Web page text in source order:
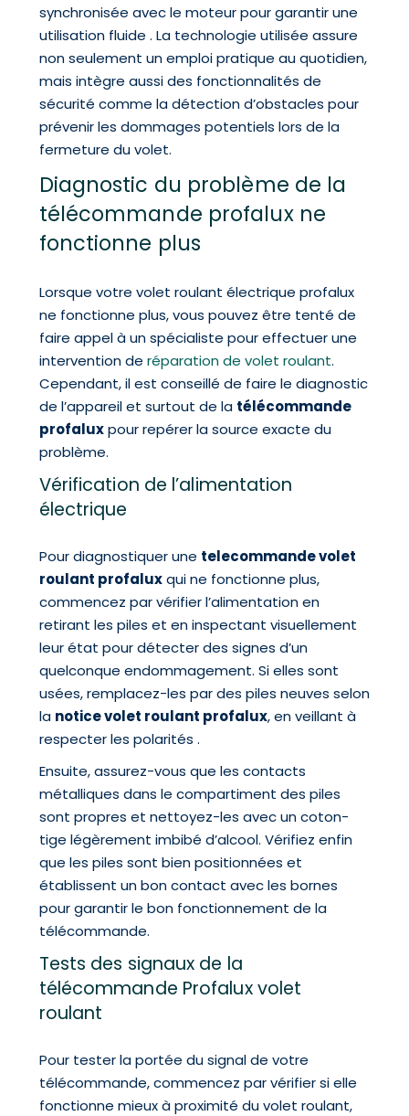
synchronisée avec le moteur pour garantir une
utilisation fluide . La technologie utilisée assure
non seulement un emploi pratique au quotidien,
mais intègre aussi des fonctionnalités de
sécurité comme la détection d’obstacles pour
prévenir les dommages potentiels lors de la
fermeture du volet.
Diagnostic du problème de la
télécommande profalux ne
fonctionne plus
Lorsque votre volet roulant électrique profalux
ne fonctionne plus, vous pouvez être tenté de
faire appel à un spécialiste pour effectuer une
intervention de réparation de volet roulant.
Cependant, il est conseillé de faire le diagnostic
de l’appareil et surtout de la télécommande
profaluxpour repérer la source exacte du
problème.
Vérification de l’alimentation
électrique
Pour diagnostiquer une telecommande volet
roulant profaluxqui ne fonctionne plus,
commencez par vérifier l’alimentation en
retirant les piles et en inspectant visuellement
leur état pour détecter des signes d’un
quelconque endommagement. Si elles sont
usées, remplacez-les par des piles neuves selon
la notice volet roulant profalux, en veillant à
respecter les polarités .
Ensuite, assurez-vous que les contacts
métalliques dans le compartiment des piles
sont propres et nettoyez-les avec un coton-
tige légèrement imbibé d’alcool. Vérifiez enfin
que les piles sont bien positionnées et
établissent un bon contact avec les bornes
pour garantir le bon fonctionnement de la
télécommande.
Tests des signaux de la
télécommande Profalux volet
roulant
Pour tester la portée du signal de votre
télécommande, commencez par vérifier si elle
fonctionne mieux à proximité du volet roulant,